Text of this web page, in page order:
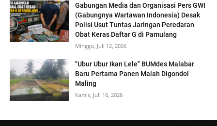
Gabungan Media dan Organisasi Pers GWI
(Gabungnya Wartawan Indonesia) Desak
Polisi Usut Tuntas Jaringan Peredaran
Obat Keras Daftar G di Pamulang
Minggu, Juli 12, 2026
"Ubur Ubur Ikan Lele" BUMdes Malabar
Baru Pertama Panen Malah Digondol
Maling
Kamis, Juli 16, 2026